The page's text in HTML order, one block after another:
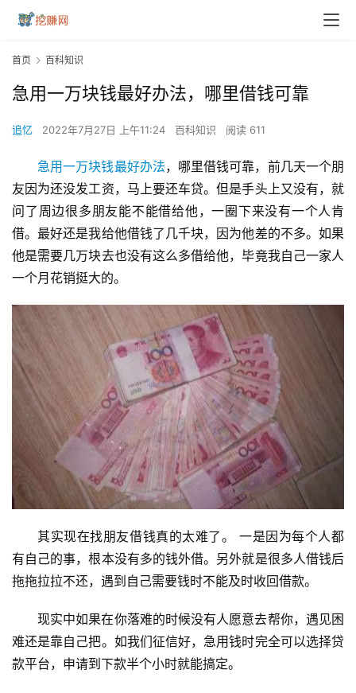
首页 百科知识
急用一万块钱最好办法，哪里借钱可靠
追忆 2022年7月27日 上午11:24 百科知识 阅读 611
急用一万块钱最好办法，哪里借钱可靠，前几天一个朋
友因为还没发工资，马上要还车贷。但是手头上又没有，就
问了周边很多朋友能不能借给他，一圈下来没有一个人肯
借。最好还是我给他借钱了几千块，因为他差的不多。如果
他是需要几万块去也没有这么多借给他，毕竟我自己一家人
一个月花销挺大的。
其实现在找朋友借钱真的太难了。 一是因为每个人都
有自己的事，根本没有多的钱外借。另外就是很多人借钱后
拖拖拉拉不还，遇到自己需要钱时不能及时收回借款。
现实中如果在你落难的时候没有人愿意去帮你，遇见困
难还是靠自己把。如我们征信好，急用钱时完全可以选择贷
款平台，申请到下款半个小时就能搞定。